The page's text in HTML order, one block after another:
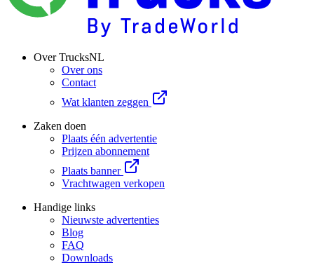
Over TrucksNL
Over ons
Contact
Wat klanten zeggen
Zaken doen
Plaats één advertentie
Prijzen abonnement
Plaats banner
Vrachtwagen verkopen
Handige links
Nieuwste advertenties
Blog
FAQ
Downloads